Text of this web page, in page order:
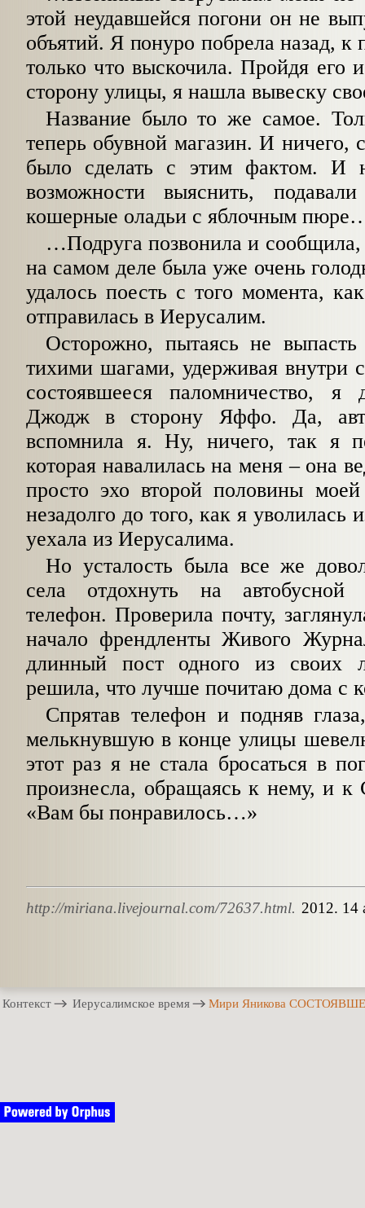
этой неудавшейся погони он не
объятий. Я понуро побрела назад, к
только что выскочила. Пройдя его
сторону улицы, я нашла вывеску
Название было то же самое.
теперь обувной магазин. И ничего,
было сделать с этим фактом. И
возможности выяснить,
кошерные оладьи с яблочным
…Подруга позвонила и сообщила,
на самом деле была уже очень
удалось поесть с того момента,
отправилась в Иерусалим.
Осторожно, пытаясь не
тихими шагами, удерживая внутри
состоявшееся паломничество,
Джодж в сторону Яффо. Да,
вспомнила я. Ну, ничего, так я
которая навалилась на меня – она
просто эхо второй половины
незадолго до того, как я уволилась
уехала из Иерусалима.
Но усталость была все же
села отдохнуть на автобусной
телефон. Проверила почту,
начало френдленты Живого
длинный пост одного из своих
решила, что лучше почитаю дома с
Спрятав телефон и подняв
мелькнувшую в конце улицы
этот раз я не стала бросаться в
произнесла, обращаясь к нему, и
«Вам бы понравилось…»
http://miriana.livejournal.com/72637.html. 2012. 14
Контекст Иерусалимское время Мири Яникова